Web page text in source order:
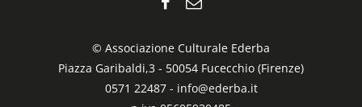
© Associazione Culturale Ederba
Piazza Garibaldi,3 - 50054 Fucecchio (Firenze)
0571 22487 - info@ederba.it